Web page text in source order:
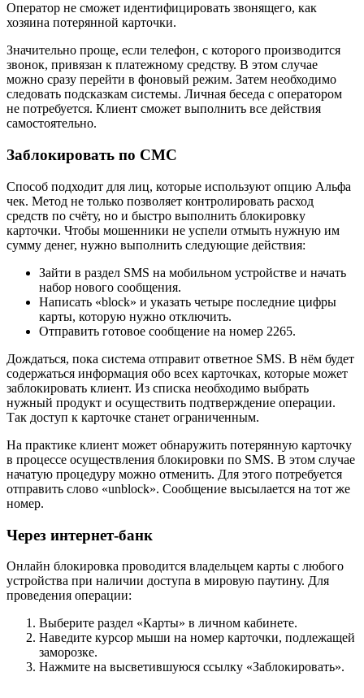
Оператор не сможет идентифицировать звонящего, как
хозяина потерянной карточки.
Значительно проще, если телефон, с которого производится
звонок, привязан к платежному средству. В этом случае
можно сразу перейти в фоновый режим. Затем необходимо
следовать подсказкам системы. Личная беседа с оператором
не потребуется. Клиент сможет выполнить все действия
самостоятельно.
Заблокировать по СМС
Способ подходит для лиц, которые используют опцию Альфа
чек. Метод не только позволяет контролировать расход
средств по счёту, но и быстро выполнить блокировку
карточки. Чтобы мошенники не успели отмыть нужную им
сумму денег, нужно выполнить следующие действия:
Зайти в раздел SMS на мобильном устройстве и начать
набор нового сообщения.
Написать «block» и указать четыре последние цифры
карты, которую нужно отключить.
Отправить готовое сообщение на номер 2265.
Дождаться, пока система отправит ответное SMS. В нём будет
содержаться информация обо всех карточках, которые может
заблокировать клиент. Из списка необходимо выбрать
нужный продукт и осуществить подтверждение операции.
Так доступ к карточке станет ограниченным.
На практике клиент может обнаружить потерянную карточку
в процессе осуществления блокировки по SMS. В этом случае
начатую процедуру можно отменить. Для этого потребуется
отправить слово «unblock». Сообщение высылается на тот же
номер.
Через интернет-банк
Онлайн блокировка проводится владельцем карты с любого
устройства при наличии доступа в мировую паутину. Для
проведения операции:
Выберите раздел «Карты» в личном кабинете.
Наведите курсор мыши на номер карточки, подлежащей
заморозке.
Нажмите на высветившуюся ссылку «Заблокировать».